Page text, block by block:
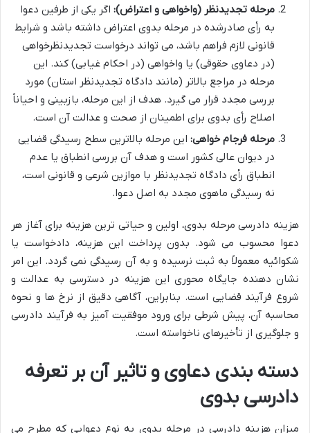
مرحله تجدیدنظر (واخواهی و اعتراض): اگر یکی از طرفین دعوا
به رأی صادرشده در مرحله بدوی اعتراض داشته باشد و شرایط
قانونی لازم فراهم باشد، می تواند درخواست تجدیدنظرخواهی
(در دعاوی حقوقی) یا واخواهی (در احکام غیابی) کند. این
مرحله در مراجع بالاتر (مانند دادگاه تجدیدنظر استان) مورد
بررسی مجدد قرار می گیرد. هدف از این مرحله، بازبینی و احیاناً
اصلاح رأی بدوی برای اطمینان از صحت و عدالت آن است.
مرحله فرجام خواهی: این مرحله بالاترین سطح رسیدگی قضایی
در دیوان عالی کشور است و هدف آن بررسی انطباق یا عدم
انطباق رأی دادگاه تجدیدنظر با موازین شرعی و قانونی است،
نه رسیدگی ماهوی مجدد به اصل دعوا.
هزینه دادرسی مرحله بدوی، اولین و حیاتی ترین هزینه برای آغاز هر
دعوا محسوب می شود. بدون پرداخت این هزینه، دادخواست یا
شکوائیه معمولاً به ثبت نرسیده و به آن رسیدگی نمی گردد. این امر
نشان دهنده جایگاه محوری این هزینه در دسترسی به عدالت و
شروع فرآیند قضایی است. بنابراین، آگاهی دقیق از نرخ ها و نحوه
محاسبه آن، پیش شرطی برای ورود موفقیت آمیز به فرآیند دادرسی
و جلوگیری از تأخیرهای ناخواسته است.
دسته بندی دعاوی و تاثیر آن بر تعرفه
دادرسی بدوی
میزان هزینه دادرسی در مرحله بدوی به نوع دعوایی که مطرح می